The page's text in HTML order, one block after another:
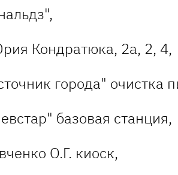
Кондратюка, 2а, 2, 4,
города" очистка
базовая станция,
О.Г. киоск,